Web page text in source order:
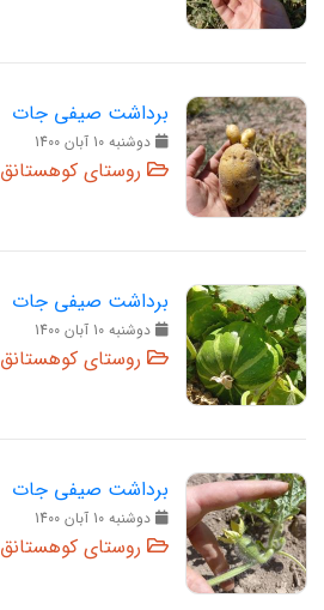
برداشت صیفی جات
دوشنبه 10 آبان 1400
روستای کوهستانق
برداشت صیفی جات
دوشنبه 10 آبان 1400
روستای کوهستانق
برداشت صیفی جات
دوشنبه 10 آبان 1400
روستای کوهستانق